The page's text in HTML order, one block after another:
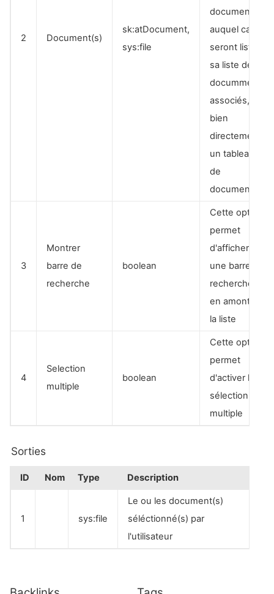
2 Document(s)
sk:atDocument,
sys:file
document,
auquel cas
seront listés
sa liste de
documments
associés, ou
bien
directement
un tableau
de
documents
3
Montrer
barre de
recherche
boolean
Cette option
permet
d'afficher
une barre de
recherche
en amont de
la liste
4
Selection
multiple
boolean
Cette option
permet
d'activer la
sélection
multiple
Sorties
ID Nom Type Description
1 sys:file
Le ou les document(s)
séléctionné(s) par
l'utilisateur